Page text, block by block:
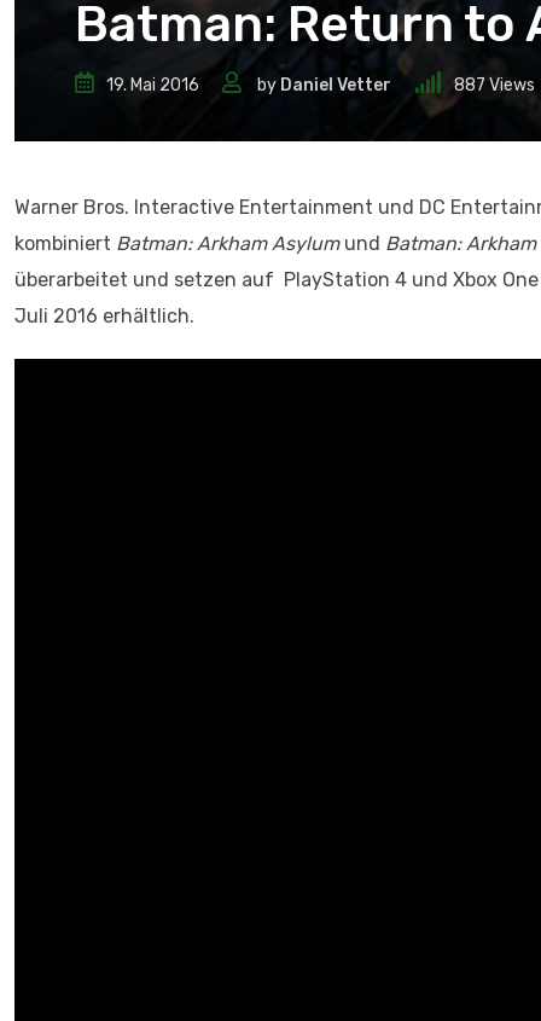
Batman: Return to
19. Mai 2016 by Daniel Vetter 887 Views
Warner Bros. Interactive Entertainment und DC
kombiniert Batman: Arkham Asylumund Batman:
überarbeitet und setzen auf PlayStation 4 und Xbox
Juli 2016 erhältlich.